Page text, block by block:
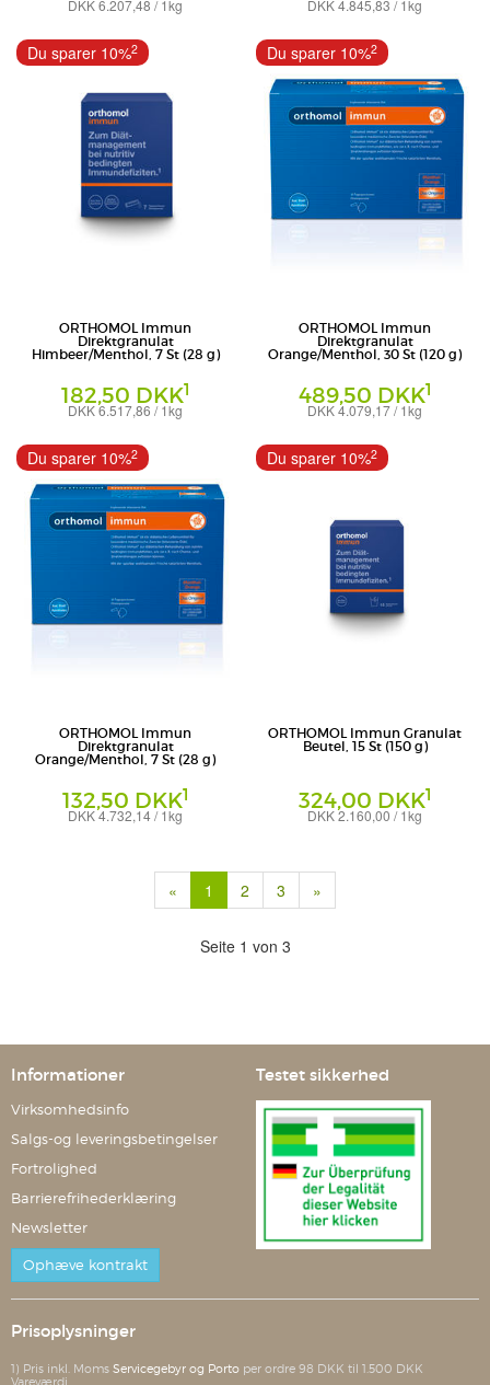
DKK 6.207,48 / 1kg
Orthomol - pharmazeutische Vertriebs
GmbH
DKK 4.845,83 / 1kg
Orthomol - pharmazeutische Vertriebs
GmbH
ORTHOMOL Immun
Direktgranulat
Himbeer/Menthol, 7 St (28 g)
182,50 DKK1
DKK 6.517,86 / 1kg
Orthomol - pharmazeutische Vertriebs
GmbH
Du sparer 10%2
ORTHOMOL Immun
Direktgranulat
Orange/Menthol, 30 St (120 g)
489,50 DKK1
DKK 4.079,17 / 1kg
Orthomol pharmazeutische Vertriebs
GmbH
Du sparer 10%2
ORTHOMOL Immun
Direktgranulat
Orange/Menthol, 7 St (28 g)
132,50 DKK1
DKK 4.732,14 / 1kg
Du sparer 10%2
ORTHOMOL Immun Granulat
Beutel, 15 St (150 g)
324,00 DKK1
DKK 2.160,00 / 1kg
Du sparer 10%2
« 1 (current)
2 3 »
Seite 1 von 3
Informationer
Virksomhedsinfo
Salgs-og leveringsbetingelser
Fortrolighed
Barrierefrihederklæring
Newsletter
Ophæve kontrakt
Testet sikkerhed
Prisoplysninger
1) Pris inkl. Moms Servicegebyr og Porto per ordre 98 DKK til 1.500 DKK
Vareværdi.